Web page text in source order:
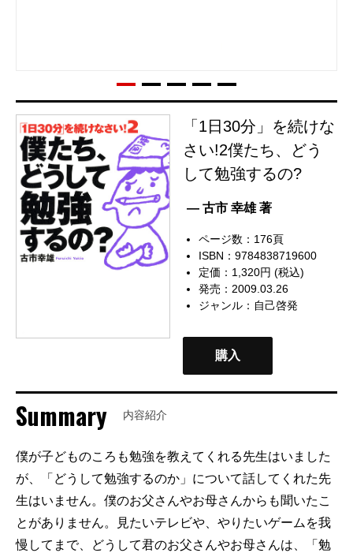
「1日30分」を続けな
さい!2僕たち、どう
して勉強するの?
— 古市 幸雄 著
ページ数：176頁
ISBN：9784838719600
定価：1,320円 (税込)
発売：2009.03.26
ジャンル： 自己啓発
購入
Summary 内容紹介
僕が子どものころも勉強を教えてくれる先生はいました
が、「どうして勉強するのか」について話してくれた先
生はいません。僕のお父さんやお母さんからも聞いたこ
とがありません。見たいテレビや、やりたいゲームを我
慢してまで、どうして君のお父さんやお母さんは、「勉